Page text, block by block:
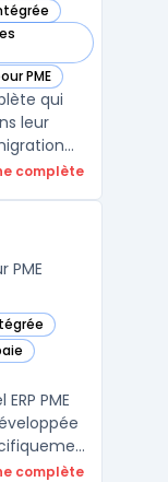
PME
qui
leur
et
aux
complète
PME
PME
complète